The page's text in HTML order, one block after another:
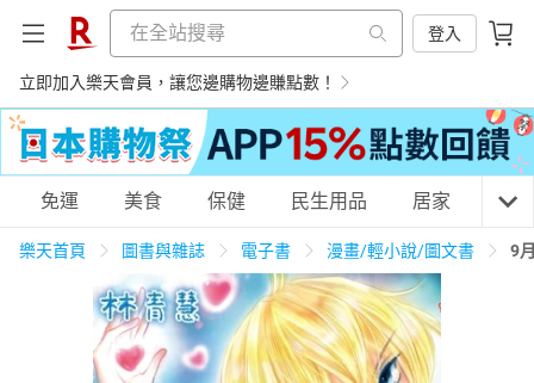
登入
立即加入樂天會員，讓您邊購物邊賺點數！
購物網分類
天天免運 美食蛋糕 養生保健 民生用品
免運 美食 保健 民生用品 居家 3C
樂天首頁 圖書與雜誌 電子書 漫畫/輕小說/圖文書 9